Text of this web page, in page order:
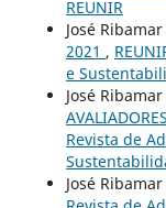
REUNIR
José
2021 ,
e
José
Revista de
José